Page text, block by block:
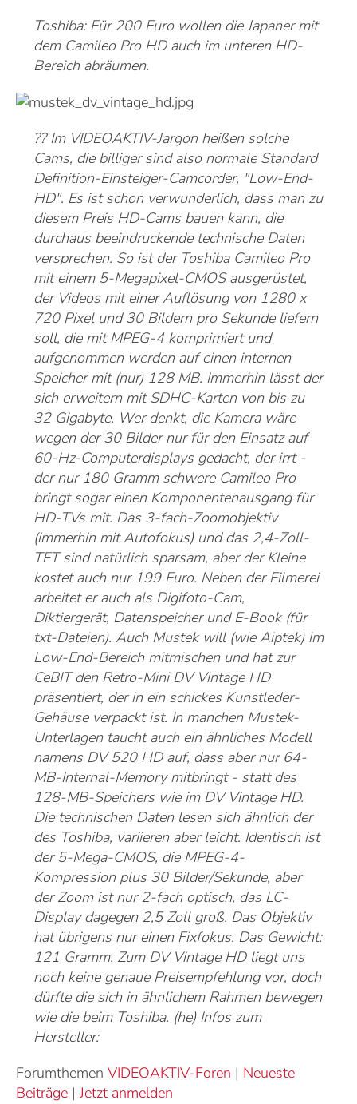
Toshiba: Für 200 Euro wollen die Japaner mit
dem Camileo Pro HD auch im unteren HD-
Bereich abräumen.
?? Im VIDEOAKTIV-Jargon heißen solche
Cams, die billiger sind also normale Standard
Definition-Einsteiger-Camcorder, "Low-End-
HD". Es ist schon verwunderlich, dass man zu
diesem Preis HD-Cams bauen kann, die
durchaus beeindruckende technische Daten
versprechen. So ist der Toshiba Camileo Pro
mit einem 5-Megapixel-CMOS ausgerüstet,
der Videos mit einer Auflösung von 1280 x
720 Pixel und 30 Bildern pro Sekunde liefern
soll, die mit MPEG-4 komprimiert und
aufgenommen werden auf einen internen
Speicher mit (nur) 128 MB. Immerhin lässt der
sich erweitern mit SDHC-Karten von bis zu
32 Gigabyte. Wer denkt, die Kamera wäre
wegen der 30 Bilder nur für den Einsatz auf
60-Hz-Computerdisplays gedacht, der irrt -
der nur 180 Gramm schwere Camileo Pro
bringt sogar einen Komponentenausgang für
HD-TVs mit. Das 3-fach-Zoomobjektiv
(immerhin mit Autofokus) und das 2,4-Zoll-
TFT sind natürlich sparsam, aber der Kleine
kostet auch nur 199 Euro. Neben der Filmerei
arbeitet er auch als Digifoto-Cam,
Diktiergerät, Datenspeicher und E-Book (für
txt-Dateien). Auch Mustek will (wie Aiptek) im
Low-End-Bereich mitmischen und hat zur
CeBIT den Retro-Mini DV Vintage HD
präsentiert, der in ein schickes Kunstleder-
Gehäuse verpackt ist. In manchen Mustek-
Unterlagen taucht auch ein ähnliches Modell
namens DV 520 HD auf, dass aber nur 64-
MB-Internal-Memory mitbringt - statt des
128-MB-Speichers wie im DV Vintage HD.
Die technischen Daten lesen sich ähnlich der
des Toshiba, variieren aber leicht. Identisch ist
der 5-Mega-CMOS, die MPEG-4-
Kompression plus 30 Bilder/Sekunde, aber
der Zoom ist nur 2-fach optisch, das LC-
Display dagegen 2,5 Zoll groß. Das Objektiv
hat übrigens nur einen Fixfokus. Das Gewicht:
121 Gramm. Zum DV Vintage HD liegt uns
noch keine genaue Preisempfehlung vor, doch
dürfte die sich in ähnlichem Rahmen bewegen
wie die beim Toshiba. (he) Infos zum
Hersteller:
Forumthemen VIDEOAKTIV-Foren | Neueste
Beiträge |Jetzt anmelden